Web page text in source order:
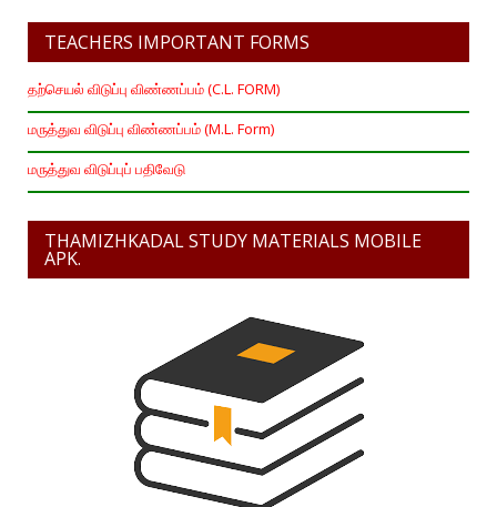
TEACHERS IMPORTANT FORMS
தற்செயல் விடுப்பு விண்ணப்பம் (C.L. FORM)
மருத்துவ விடுப்பு விண்ணப்பம் (M.L. Form)
மருத்துவ விடுப்புப் பதிவேடு
THAMIZHKADAL STUDY MATERIALS MOBILE
APK.